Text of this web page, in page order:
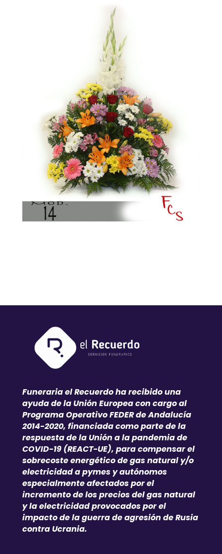
Funeraria el Recuerdo ha recibido una
ayuda de la Unión Europea con cargo al
Programa Operativo FEDER de Andalucía
2014-2020, financiada como parte de la
respuesta de la Unión a la pandemia de
COVID-19 (REACT-UE), para compensar el
sobrecoste energético de gas natural y/o
electricidad a pymes y autónomos
especialmente afectados por el
incremento de los precios del gas natural
y la electricidad provocados por el
impacto de la guerra de agresión de Rusia
contra Ucrania.